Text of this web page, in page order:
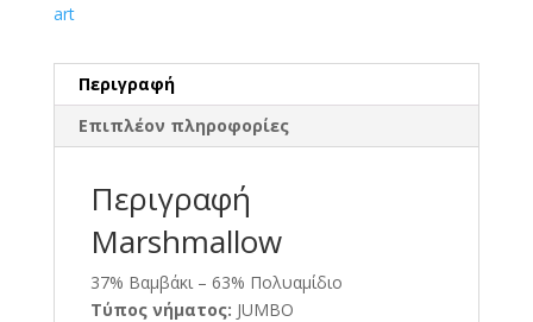
art
Περιγραφή
Επιπλέον πληροφορίες
Περιγραφή
Marshmallow
37% Βαμβάκι – 63% Πολυαμίδιο
Τύπος νήματος: JUMBO